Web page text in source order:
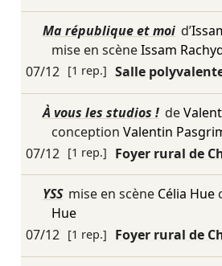
Ma république et moi d’
mise en scèneIssam
07/12 [1 rep.] Salle
À vous les studios ! de
conception Valentin
07/12 [1 rep.] Foyer rural de
YSS mise en scène Célia Hue
Hue
07/12 [1 rep.] Foyer rural de